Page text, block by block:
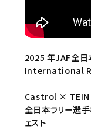
2025 年JAF全日
International
Castrol × TEIN
全日本ラリー選
ェスト